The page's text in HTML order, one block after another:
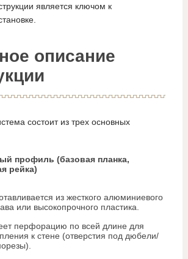
является ключом к
описание
состоит из трех основных
профиль (базовая планка,
рейка)
из жесткого алюминиевого
или высокопрочного пластика.
перфорацию по всей длине для
к стене (отверстия под дюбели/